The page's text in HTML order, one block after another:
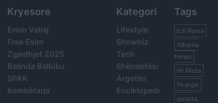
Kryesore
Erion Veliaj
Free Esim
Zgjedhjet 2025
Belinda Balluku
SPAK
Kombëtarja
Kategori
Lifestyle
Showbiz
Tech
Shëndetësi
Argetim
Enciklopedi
Tags
Edi Rama
Albania
News
Ilir Meta
Piranjat
gazeta,